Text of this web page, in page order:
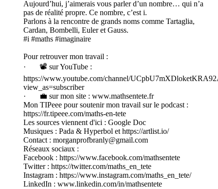
Aujourd’hui, j’aimerais vous parler d’un nombre… qui n’a
pas de réalité propre. Ce nombre, c’est i.
Parlons à la rencontre de grands noms comme Tartaglia,
Cardan, Bombelli, Euler et Gauss.
#i #maths #imaginaire
Pour retrouver mon travail :
· 📽️ sur YouTube :
https://www.youtube.com/channel/
view_as=subscriber
· 💼 sur mon site : www.mathsentete.fr
Mon TIPeee pour soutenir mon travail sur le podcast :
https://fr.tipeee.com/maths-en-tete
Les sources viennent d'ici : Google Doc
Musiques : Pada & Hyperbol et https://artlist.io/
Contact : morganprofbranly@gmail.com
Réseaux sociaux :
Facebook : https://www.facebook.com/mathsentete
Twitter : https://twitter.com/maths_en_tete
Instagram : https://www.instagram.com/maths_en_tete/
LinkedIn : www.linkedin.com/in/mathsentete